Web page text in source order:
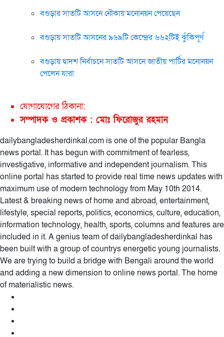
বগুড়ার সাতটি আসনে নৌকায় মনোনয়ন পেয়েছেন
বগুড়ায় সাতটি আসনের ৯৬৯টি কেন্দ্রের ৬৬২টিই ঝুঁকিপূর্ণ
বগুড়ায় দ্বাদশ নির্বাচনে সাতটি আসনে জাতীয় পার্টির মনোনয়ন
পেলেন যারা
যোগাযোগের ঠিকানা:
সম্পাদক ও প্রকাশক : মোঃ ফিরোজুর রহমান
dailybangladesherdinkal.com is one of the popular Bangla
news portal. It has begun with commitment of fearless,
investigative, informative and independent journalism. This
online portal has started to provide real time news updates with
maximum use of modern technology from May 10th 2014.
Latest & breaking news of home and abroad, entertainment,
lifestyle, special reports, politics, economics, culture, education,
information technology, health, sports, columns and features are
included in it. A genius team of dailybangladesherdinkal has
been built with a group of countrys energetic young journalists.
We are trying to build a bridge with Bengali around the world
and adding a new dimension to online news portal. The home
of materialistic news.